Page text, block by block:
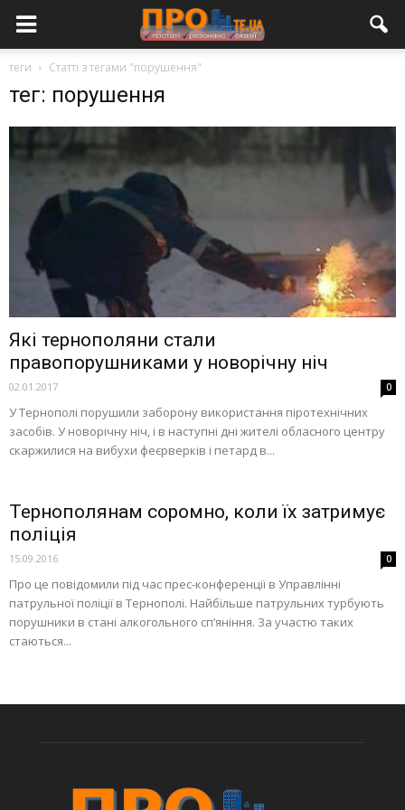
теги Статті з тегами "порушення"
тег: порушення
Які тернополяни стали
правопорушниками у новорічну ніч
02.01.2017 0
У Тернополі порушили заборону використання піротехнічних
засобів. У новорічну ніч, і в наступні дні жителі обласного центру
скаржилися на вибухи феєрверків і петард в...
Тернополянам соромно, коли їх затримує
поліція
15.09.2016 0
Про це повідомили під час прес-конференції в Управлінні
патрульної поліції в Тернополі. Найбільше патрульних турбують
порушники в стані алкогольного сп’яніння. За участю таких
стаються...